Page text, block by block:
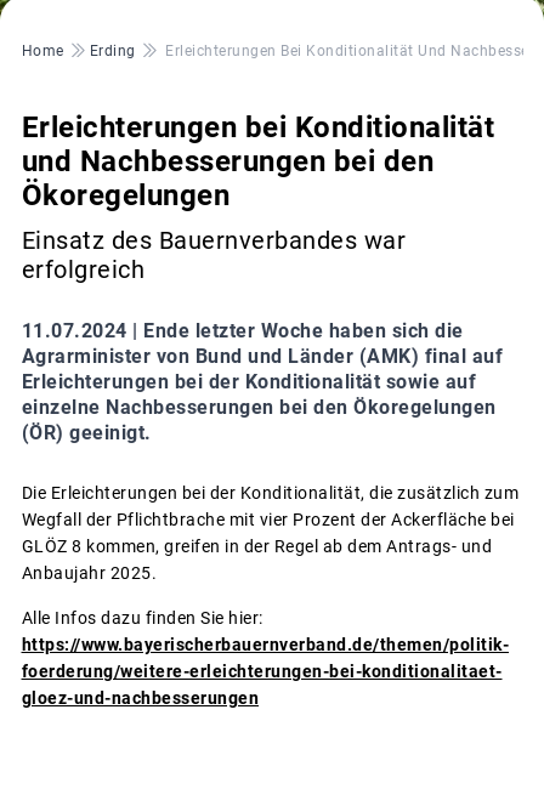
Pfadnavigation
Home Erding Erleichterungen Bei Konditionalität Und
Erleichterungen bei Konditionalität
und Nachbesserungen bei den
Ökoregelungen
Einsatz des Bauernverbandes war
erfolgreich
11.07.2024 | Ende letzter Woche haben sich die
Agrarminister von Bund und Länder (AMK) final auf
Erleichterungen bei der Konditionalität sowie auf
einzelne Nachbesserungen bei den Ökoregelungen
(ÖR) geeinigt.
Die Erleichterungen bei der Konditionalität, die zusätzlich zum
Wegfall der Pflichtbrache mit vier Prozent der Ackerfläche bei
GLÖZ 8 kommen, greifen in der Regel ab dem Antrags- und
Anbaujahr 2025.
Alle Infos dazu finden Sie hier:
https://www.bayerischerbauernverband.de/themen/politik-
foerderung/weitere-erleichterungen-bei-konditionalitaet-
gloez-und-nachbesserungen